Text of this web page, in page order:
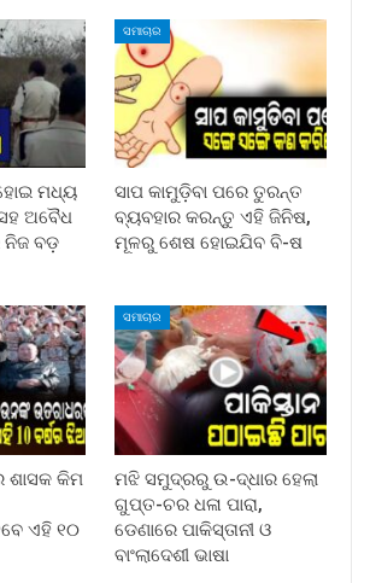
ମଧ୍ୟ
ଅବୈଧ
ନିଜ ବଡ଼
ସମାଚାର
ସାପ କାମୁଡ଼ିବା ପରେ ତୁରନ୍ତ
ବ୍ୟବହାର କରନ୍ତୁ ଏହି ଜିନିଷ,
ମୂଳରୁ ଶେଷ ହୋଇଯିବ ବି-ଷ
କିମ
ଏହି ୧୦
ସମାଚାର
ମଝି ସମୁଦ୍ରରୁ ଉ-ଦ୍ଧାର ହେଲା
ଗୁପ୍ତ-ଚର ଧଳା ପାରା,
ଡେଣାରେ ପାକିସ୍ତାନୀ ଓ
ବାଂଲାଦେଶୀ ଭାଷା